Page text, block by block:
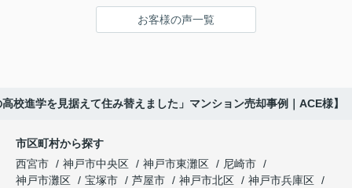
した。
趣味を楽しむ時間が増えました。
投資家向けの販売方法をご提案いただきました。
「立地も良く、長期保有したい物件です。」
と話され、このビルを大切に運営してくださること
年月が経ち、子どもが高校進学を意識する年齢にな
「レ・ジェイド西宮北口」の査定だけでなく、新居
お客様の声一覧
校進学を見据えて住み替えました」マンション売却事例｜ACE様】
市区町村から探す
西宮市
神戸市中央区 神戸市東灘区
尼崎市
神戸市灘区
宝塚市 芦屋市 神戸市北区
神戸市兵庫区